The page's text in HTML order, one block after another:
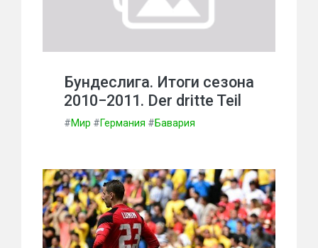
Бундеслига. Итоги сезона
2010−2011. Der dritte Teil
#Мир #Германия #Бавария